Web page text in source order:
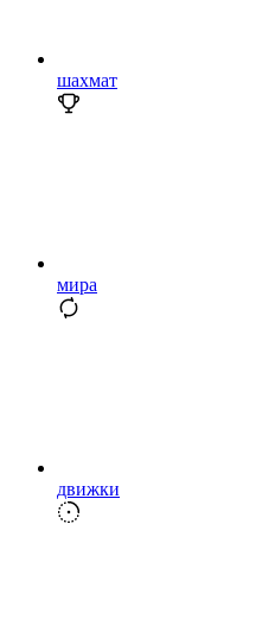
шахмат
мира
движки